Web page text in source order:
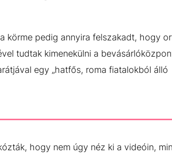
körme pedig annyira felszakadt, hogy
tudtak kimenekülni a
egy „hatfős, roma fiatalokból álló
hogy nem úgy néz ki a videóin,